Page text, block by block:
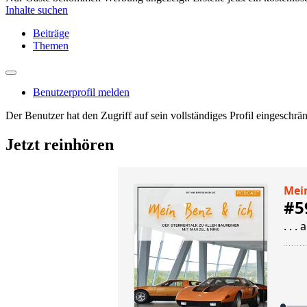
Inhalte suchen
Beiträge
Themen
Benutzerprofil melden
Der Benutzer hat den Zugriff auf sein vollständiges Profil
Jetzt reinhören